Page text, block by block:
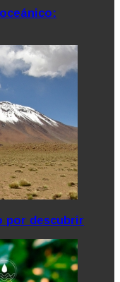
por descubrir